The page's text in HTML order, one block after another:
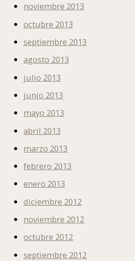
noviembre 2013
octubre 2013
septiembre 2013
agosto 2013
julio 2013
junio 2013
mayo 2013
abril 2013
marzo 2013
febrero 2013
enero 2013
diciembre 2012
noviembre 2012
octubre 2012
septiembre 2012